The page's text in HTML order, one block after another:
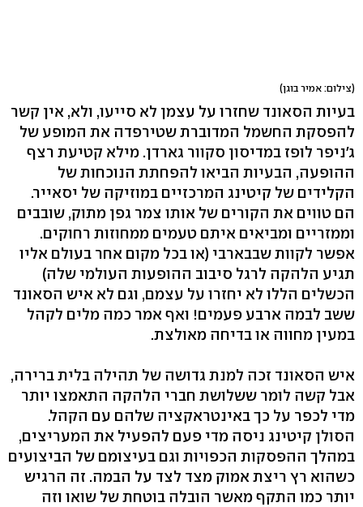
(צילום: אמיר בוגן)
בעיות הסאונד שחזרו על עצמן לא סייעו, ולא, אין קשר
להפסקת החשמל המדוברת שטירפדה את המופע של
ג'ניפר לופז במדיסון סקוור גארדן. מילא קטיעת רצף
ההופעה, הבעיות הביאו להפחתת הנוכחות של
הקלידים של קיטינג המרכזיים במוזיקה של יסאייר.
הם טווים את הקורים של אותו צמר גפן מתוק, שובבים
וממזריים ומביאים איתם טעמים ממחוזות רחוקים.
אפשר לקוות שבבארבי (או בכל מקום אחר בעולם אליו
תגיע הלהקה לרגל סיבוב ההופעות העולמי שלה)
הכשלים הללו לא יחזרו על עצמם, וגם לא איש הסאונד
ששב לבמה ארבע פעמים! ואף אמר כמה מלים לקהל
במעין מחווה או בדיחה מאולצת.
איש הסאונד זכה למנת גדושה של תהילה בלית ברירה,
אבל קשה לומר ששלושת חברי הלהקה התאמצו יותר
מדי לכפר על כך באינטראקציה שלהם עם הקהל.
הסולן קיטינג ניסה מדי פעם להפעיל את המעריצים,
במהלך ההפסקות הכפויות וגם בעיצומם של הביצועים
כשהוא רץ ריצת אמוק מצד לצד על הבמה. זה הרגיש
יותר כמו התקף מאשר הובלה בוטחת של שואו וזה